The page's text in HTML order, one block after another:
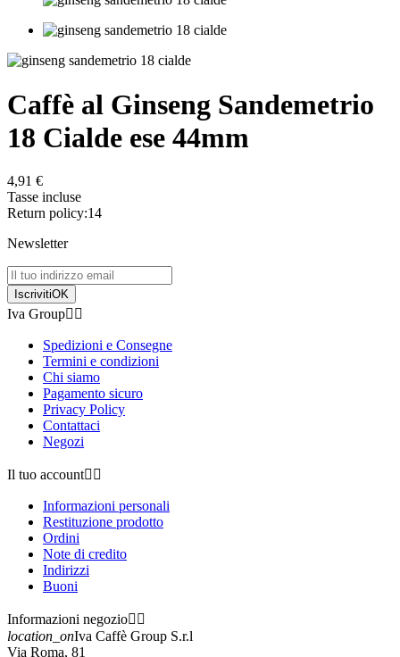
Caffè al Ginseng Sandemetrio
18 Cialde ese 44mm
4,91 €
Tasse incluse
Return policy:14
Newsletter
IscrivitiOK
Iva Group 
Spedizioni e Consegne
Termini e condizioni
Chi siamo
Pagamento sicuro
Privacy Policy
Contattaci
Negozi
Il tuo account 
Informazioni personali
Restituzione prodotto
Ordini
Note di credito
Indirizzi
Buoni
Informazioni negozio 
location_onIva Caffè Group S.r.l
Via Roma, 81